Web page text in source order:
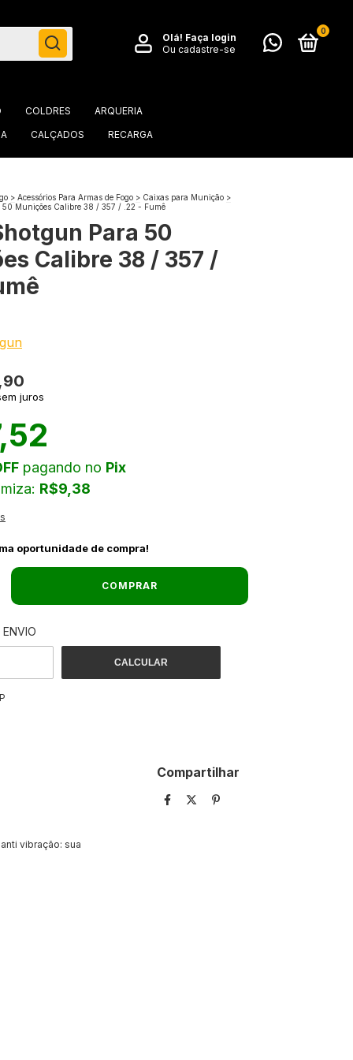
Olá! Faça login
Ou cadastre-se
0
COLDRES
ARQUERIA
CALÇADOS RECARGA
> Acessórios Para Armas de Fogo > Caixas para Munição >
Munições Calibre 38 / 357 / .22 - Fumê
Para 50
Calibre 38 / 357 /
juros
pagando no Pix
R$9,38
oportunidade de compra!
ENVIO
CALCULAR
vibração: sua
Compartilhar